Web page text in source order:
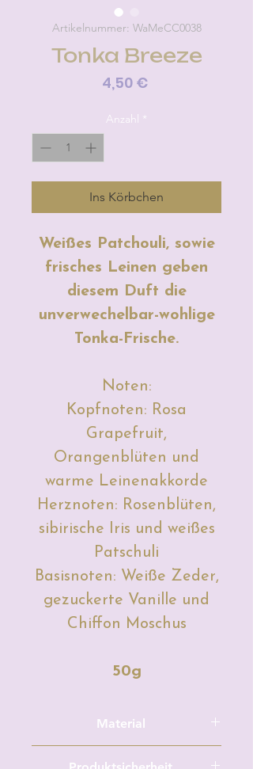
Artikelnummer: WaMeCC0038
Tonka Breeze
4,50 €Preis
Anzahl *
Ins Körbchen
Weißes Patchouli, sowie
frisches Leinen geben
diesem Duft die
unverwechelbar-wohlige
Tonka-Frische.
Noten:
Kopfnoten: Rosa
Grapefruit,
Orangenblüten und
warme Leinenakkorde
Herznoten: Rosenblüten,
sibirische Iris und weißes
Patschuli
Basisnoten: Weiße Zeder,
gezuckerte Vanille und
Chiffon Moschus
50g
Material